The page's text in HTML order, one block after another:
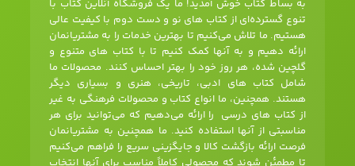
به بساط کتاب خوش آمدید! ما یک فروشگاه آنلاین کتاب با
تنوع گسترده‌ای از کتاب های نو و دست دوم با کیفیت عالی
هستیم. ما تلاش می‌کنیم تا بهترین خدمات را به مشتریانمان
ارائه دهیم و به آنها کمک کنیم تا با کتاب های متنوع و
گلچین شده، هر روز خود را بهتر احساس کنند. محصولات ما
شامل کتاب های ادبی، تاریخی، هنری و بسیاری دیگر
هستند. همچنین، ما انواع کتاب و محصولات فرهنگی به غیر
از کتاب های درسی را ارائه می‌دهیم که می‌توانید برای هر
مناسبتی از آنها استفاده کنید. ما همچنین به مشتریانمان
فرصت ارائه بازگشت کالا و جایگزینی سریع را فراهم می‌کنیم
تا مطمئن شوند که محصولی کاملاً مناسب برای آنها انتخاب